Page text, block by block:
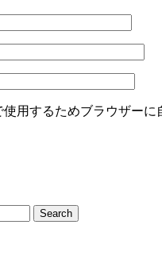
用するためブラウザーに